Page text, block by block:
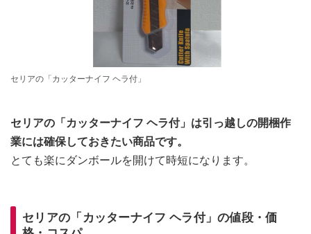
セリアの「カッターナイフ ヘラ付」
セリアの「カッターナイフ ヘラ付」は引っ越しの開梱作
業には確保しておきたい商品です。
とても楽にダンボールを開けて時短になります。
セリアの「カッターナイフ ヘラ付」の値段・価